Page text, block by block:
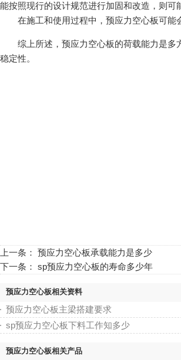
能按照现行的设计规范进行加固和改造，则可
在施工和使用过程中，预应力空心板可能会受
综上所述，预应力空心板的荷载能力是多方面
稳定性。
上一条： 预应力空心板承载能力是多少
下一条： sp预应力空心板的寿命多少年
预应力空心板相关资料
预应力空心板主梁搭建要求
sp预应力空心板下料工作知多少
预应力空心板相关产品